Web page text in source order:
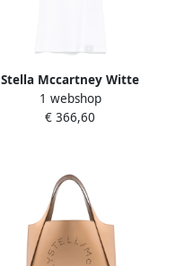
Stella Mccartney Witte
Mouwloze Racerback Top
White Dames
1 webshop
€ 366,60